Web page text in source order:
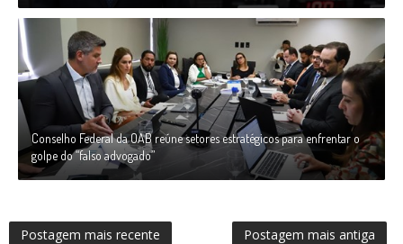
Conselho Federal da OAB reúne setores estratégicos para enfrentar o
golpe do “falso advogado”
Postagem mais recente Postagem mais antiga